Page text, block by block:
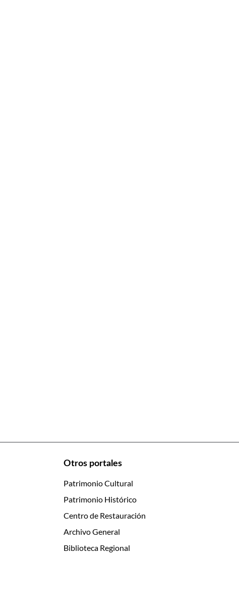
Otros portales
Patrimonio Cultural
Patrimonio Histórico
Centro de Restauración
Archivo General
Biblioteca Regional